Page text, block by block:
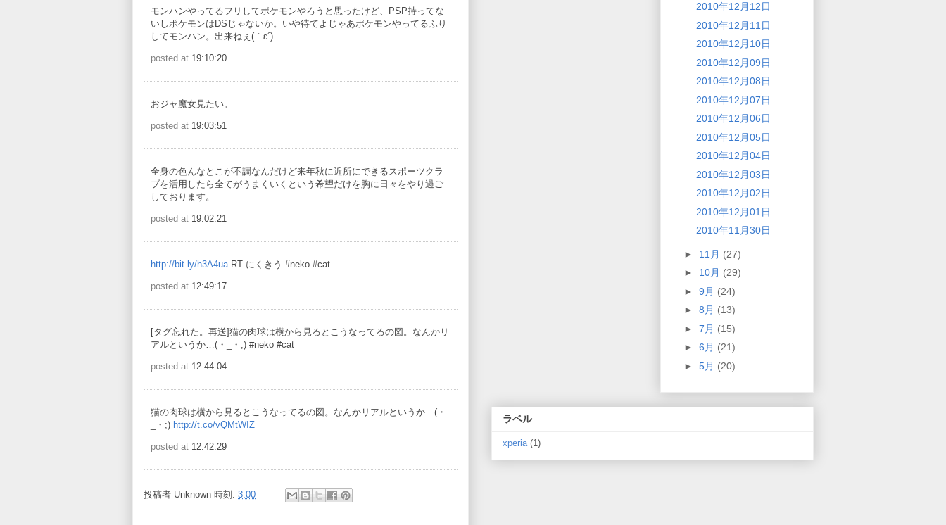
モンハンやってるフリしてポケモンやろうと思ったけど、PSP持ってな
いしポケモンはDSじゃないか。いや待てよじゃあポケモンやってるふり
してモンハン。出来ねぇ(｀ε´)
posted at 19:10:20
おジャ魔女見たい。
posted at 19:03:51
全身の色んなとこが不調なんだけど来年秋に近所にできるスポーツクラ
ブを活用したら全てがうまくいくという希望だけを胸に日々をやり過ご
しております。
posted at 19:02:21
http://bit.ly/h3A4uaRT にくきう #neko #cat
posted at 12:49:17
[タグ忘れた。再送]猫の肉球は横から見るとこうなってるの図。なんかリ
アルというか…(・_・;) #neko #cat
posted at 12:44:04
猫の肉球は横から見るとこうなってるの図。なんかリアルというか…(・
_・;) http://t.co/vQMtWIZ
posted at 12:42:29
投稿者 Unknown 時刻: 3:00
2010年12月12日
2010年12月11日
2010年12月10日
2010年12月09日
2010年12月08日
2010年12月07日
2010年12月06日
2010年12月05日
2010年12月04日
2010年12月03日
2010年12月02日
2010年12月01日
2010年11月30日
► 11月 (27)
► 10月 (29)
► 9月 (24)
► 8月 (13)
► 7月 (15)
► 6月 (21)
► 5月 (20)
ラベル
xperia (1)